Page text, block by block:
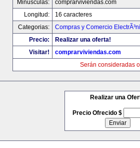
Minusculas:
comprarviviendas.com
Longitud:
16 caracteres
Categorias:
Compras y Comercio
Precio:
Realizar una oferta!
Visitar!
comprarviviendas.com
Serán consideradas
Realizar una
Precio Ofrecido $